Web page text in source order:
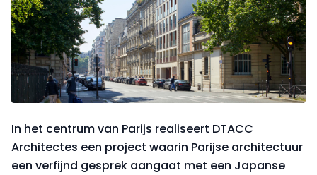
In het centrum van Parijs realiseert DTACC
Architectes een project waarin Parijse architectuur
een verfijnd gesprek aangaat met een Japanse